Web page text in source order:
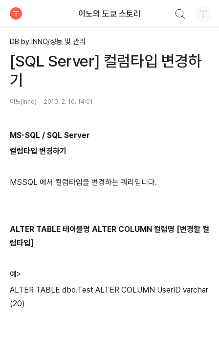
이노의 도쿄 스토리
DB by INNO/성능 및 관리
[SQL Server] 컬럼타입 변경하
기
이노(inno) 2010. 2. 10. 14:01
MS-SQL / SQL Server
컬럼타입 변경하기
MSSQL 에서 컬럼타입을 변경하는 쿼리입니다.
ALTER TABLE 테이블명 ALTER COLUMN 컬럼명 [변경할 컬
럼타입]
예>
ALTER TABLE dbo.Test ALTER COLUMN UserID varchar
(20)